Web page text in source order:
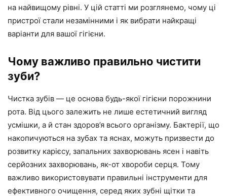
на найвищому рівні. У цій статті ми розглянемо, чому ці
пристрої стали незамінними і як вибрати найкращі
варіанти для вашої гігієни.
Чому важливо правильно чистити
зуби?
Чистка зубів — це основа будь-якої гігієни порожнини
рота. Від цього залежить не лише естетичний вигляд
усмішки, а й стан здоров’я всього організму. Бактерії, що
накопичуються на зубах та яснах, можуть призвести до
розвитку карієсу, запальних захворювань ясен і навіть
серйозних захворювань, як-от хвороби серця. Тому
важливо використовувати правильні інструменти для
ефективного очищення, серед яких зубні щітки та